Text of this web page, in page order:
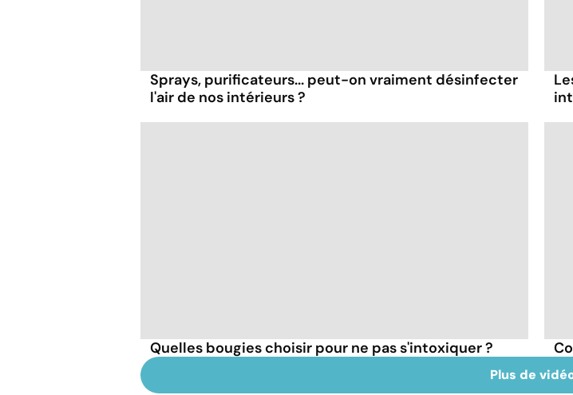
Sprays, purificateurs... peut-on vraiment désinfecter
l'air de nos intérieurs ?
Quelles bougies choisir pour ne pas s'intoxiquer ?
Plus de